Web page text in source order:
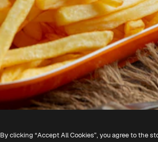
By clicking “Accept All Cookies”, you agree to the